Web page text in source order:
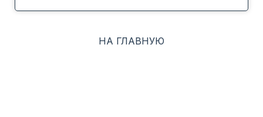
части в форме волны
НА ГЛАВНУЮ